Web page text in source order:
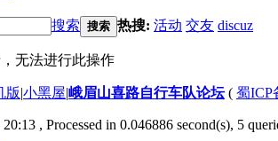
搜索 搜索 热搜: 活动 交友 discuz
无法进行此操作
版|小黑屋|峨眉山喜路自行车队论坛( 蜀ICP
, Processed in 0.046886 second(s), 5